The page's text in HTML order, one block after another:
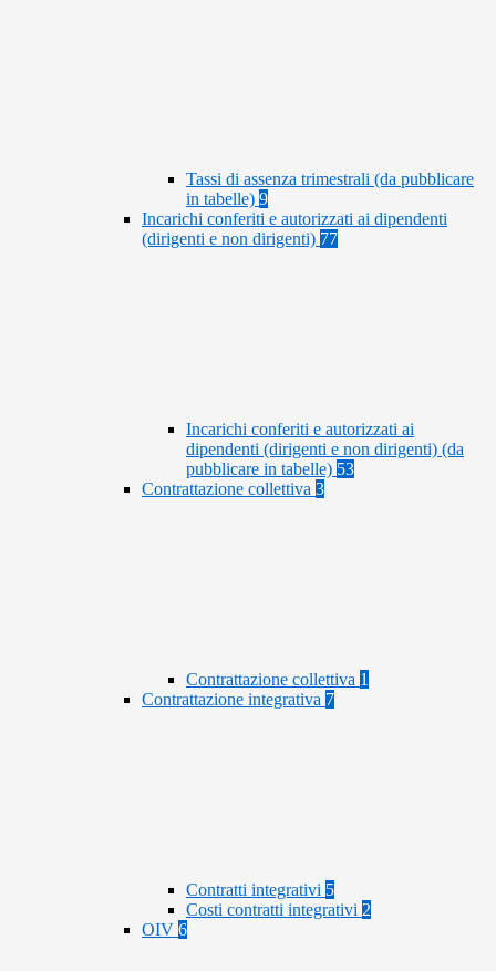
Tassi di assenza trimestrali (da pubblicare
in tabelle) 9
Incarichi conferiti e autorizzati ai dipendenti
(dirigenti e non dirigenti) 77
Incarichi conferiti e autorizzati ai
dipendenti (dirigenti e non dirigenti) (da
pubblicare in tabelle) 53
Contrattazione collettiva 3
Contrattazione collettiva 1
Contrattazione integrativa 7
Contratti integrativi 5
Costi contratti integrativi 2
OIV 6